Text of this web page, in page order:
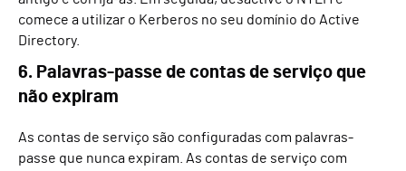
comece a utilizar o Kerberos no seu domínio do Active
Directory.
6. Palavras-passe de contas de serviço que
não expiram
As contas de serviço são configuradas com palavras-
passe que nunca expiram. As contas de serviço com